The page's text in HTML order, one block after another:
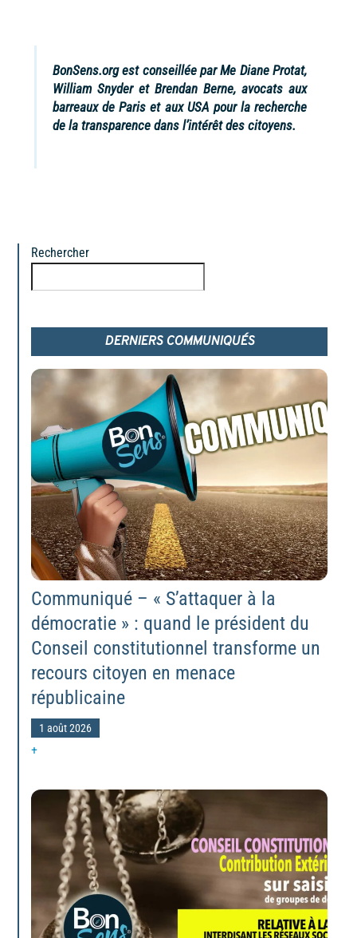
BonSens.org est conseillée par Me Diane Protat,
William Snyder et Brendan Berne, avocats aux
barreaux de Paris et aux USA pour la recherche
de la transparence dans l’intérêt des citoyens.
Rechercher
DERNIERS COMMUNIQUÉS
Communiqué – « S’attaquer à la
démocratie » : quand le président du
Conseil constitutionnel transforme un
recours citoyen en menace
républicaine
1 août 2026
+